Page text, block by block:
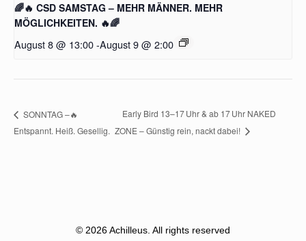
🌈🔥 CSD SAMSTAG – MEHR MÄNNER. MEHR
MÖGLICHKEITEN. 🔥🌈
August 8 @ 13:00-August 9 @ 2:00
SONNTAG –🔥
Entspannt. Heiß. Gesellig.
Early Bird 13–17 Uhr & ab 17 Uhr NAKED
ZONE – Günstig rein, nackt dabei!
© 2026 Achilleus. All rights reserved